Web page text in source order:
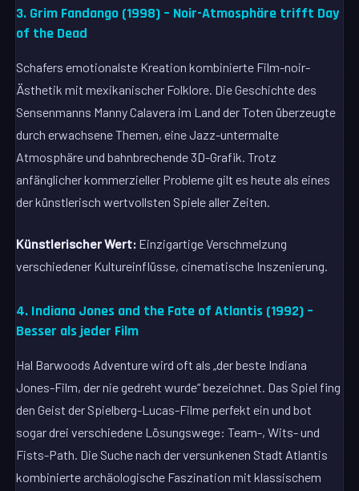
3. Grim Fandango (1998) – Noir-Atmosphäre trifft Day
of the Dead
Schafers emotionalste Kreation kombinierte Film-noir-
Ästhetik mit mexikanischer Folklore. Die Geschichte des
Sensenmanns Manny Calavera im Land der Toten überzeugte
durch erwachsene Themen, eine Jazz-untermalte
Atmosphäre und bahnbrechende 3D-Grafik. Trotz
anfänglicher kommerzieller Probleme gilt es heute als eines
der künstlerisch wertvollsten Spiele aller Zeiten.
Künstlerischer Wert: Einzigartige Verschmelzung
verschiedener Kultureinflüsse, cinematische Inszenierung.
4. Indiana Jones and the Fate of Atlantis (1992) –
Besser als jeder Film
Hal Barwoods Adventure wird oft als „der beste Indiana
Jones-Film, der nie gedreht wurde“ bezeichnet. Das Spiel fing
den Geist der Spielberg-Lucas-Filme perfekt ein und bot
sogar drei verschiedene Lösungswege: Team-, Wits- und
Fists-Path. Die Suche nach der versunkenen Stadt Atlantis
kombinierte archäologische Faszination mit klassischem